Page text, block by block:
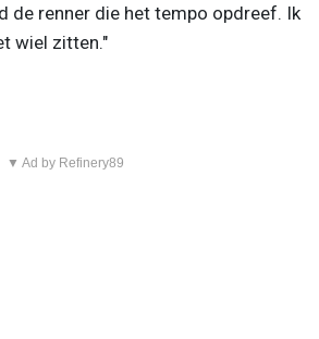
de renner die het tempo opdreef. Ik
wiel zitten."
▼ Ad by Refinery89